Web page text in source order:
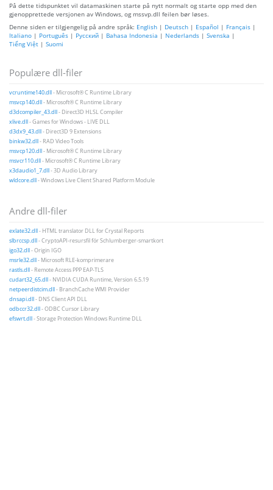
På dette tidspunktet vil datamaskinen starte på nytt normalt og starte opp med den
gjenopprettede versjonen av Windows, og mssvp.dll feilen bør løses.
Denne siden er tilgjengelig på andre språk: English | Deutsch | Español | Français |
Italiano | Português | Русский | Bahasa Indonesia | Nederlands | Svenska |
Tiếng Việt | Suomi
Populære dll-filer
vcruntime140.dll- Microsoft® C Runtime Library
msvcp140.dll- Microsoft® C Runtime Library
d3dcompiler_43.dll- Direct3D HLSL Compiler
xlive.dll- Games for Windows - LIVE DLL
d3dx9_43.dll- Direct3D 9 Extensions
binkw32.dll- RAD Video Tools
msvcp120.dll- Microsoft® C Runtime Library
msvcr110.dll- Microsoft® C Runtime Library
x3daudio1_7.dll- 3D Audio Library
wldcore.dll- Windows Live Client Shared Platform Module
Andre dll-filer
exlate32.dll- HTML translator DLL for Crystal Reports
slbrccsp.dll- CryptoAPI-resursfil för Schlumberger-smartkort
igo32.dll- Origin IGO
msrle32.dll- Microsoft RLE-komprimerare
rastls.dll- Remote Access PPP EAP-TLS
cudart32_65.dll- NVIDIA CUDA Runtime, Version 6.5.19
netpeerdistcim.dll- BranchCache WMI Provider
dnsapi.dll- DNS Client API DLL
odbccr32.dll- ODBC Cursor Library
efswrt.dll- Storage Protection Windows Runtime DLL